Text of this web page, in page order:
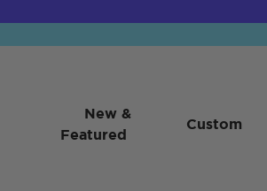
New &
Featured
Custom